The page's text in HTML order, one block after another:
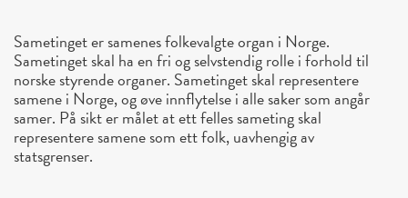
Sametinget er samenes folkevalgte organ i Norge.
Sametinget skal ha en fri og selvstendig rolle i forhold til
norske styrende organer. Sametinget skal representere
samene i Norge, og øve innflytelse i alle saker som angår
samer. På sikt er målet at ett felles sameting skal
representere samene som ett folk, uavhengig av
statsgrenser.